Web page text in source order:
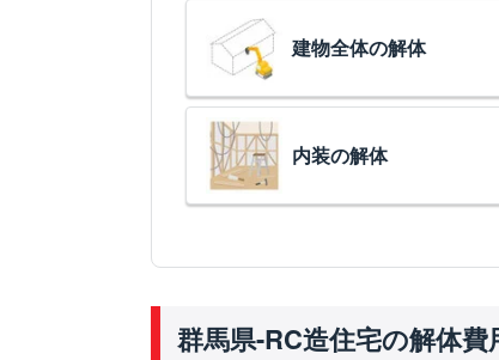
建物全体の解体
内装の解体
群馬県-RC造住宅の解体費